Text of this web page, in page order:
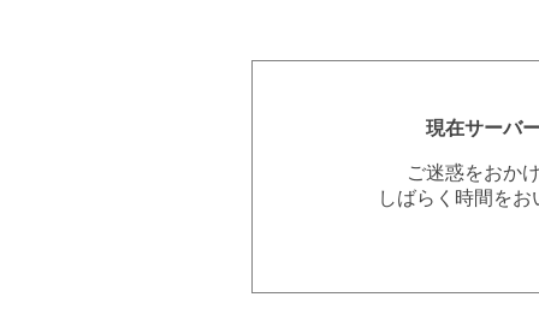
現在サーバ
ご迷惑をおか
しばらく時間を